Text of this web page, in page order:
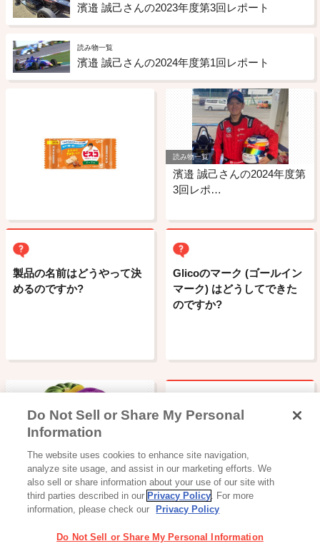
濱邉 誠己さんの2023年度第3回レポート
読み物一覧
濱邉 誠己さんの2024年度第1回レポート
読み物一覧
濱邉 誠己さんの2024年度第
3回レポ…
製品の名前はどうやって決
めるのですか?
Glicoのマーク (ゴールイン
マーク) はどうしてできた
のですか?
野菜足りてますか？
牛乳・加工乳・乳飲料の違
Do Not Sell or Share My Personal
Information
The website uses cookies to enhance site navigation,
analyze site usage, and assist in our marketing efforts. We
also sell or share information about your use of our site with
third parties described in our Privacy Policy. For more
information, please check our
Privacy Policy
Do Not Sell or Share My Personal Information